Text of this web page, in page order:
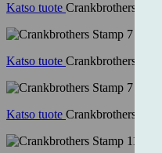
Katso tuote Crankbrothers
Katso tuote Crankbrothers
Katso tuote Crankbrothers